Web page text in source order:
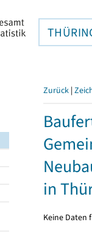
Zurück |
in
Keine Daten